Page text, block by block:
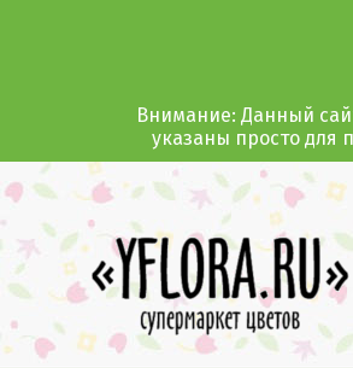
Внимание: Данный
указаны просто для